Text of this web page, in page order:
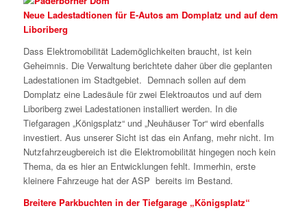
Neue Ladestadtionen für E-Autos am Domplatz und auf dem
Liboriberg
Dass Elektromobilität Lademöglichkeiten braucht, ist kein
Geheimnis. Die Verwaltung berichtete daher über die geplanten
Ladestationen im Stadtgebiet. Demnach sollen auf dem
Domplatz eine Ladesäule für zwei Elektroautos und auf dem
Liboriberg zwei Ladestationen installiert werden. In die
Tiefgaragen „Königsplatz“ und „Neuhäuser Tor“ wird ebenfalls
investiert. Aus unserer Sicht ist das ein Anfang, mehr nicht. Im
Nutzfahrzeugbereich ist die Elektromobilität hingegen noch kein
Thema, da es hier an Entwicklungen fehlt. Immerhin, erste
kleinere Fahrzeuge hat der ASP bereits im Bestand.
Breitere Parkbuchten in der Tiefgarage „Königsplatz“